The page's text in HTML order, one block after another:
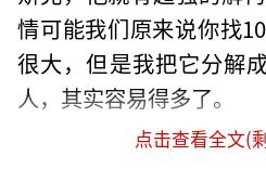
情可能我们原来说你找
很大，但是我把它分解
人，其实容易得多了。
在国外有很多的复
点击查看全文(